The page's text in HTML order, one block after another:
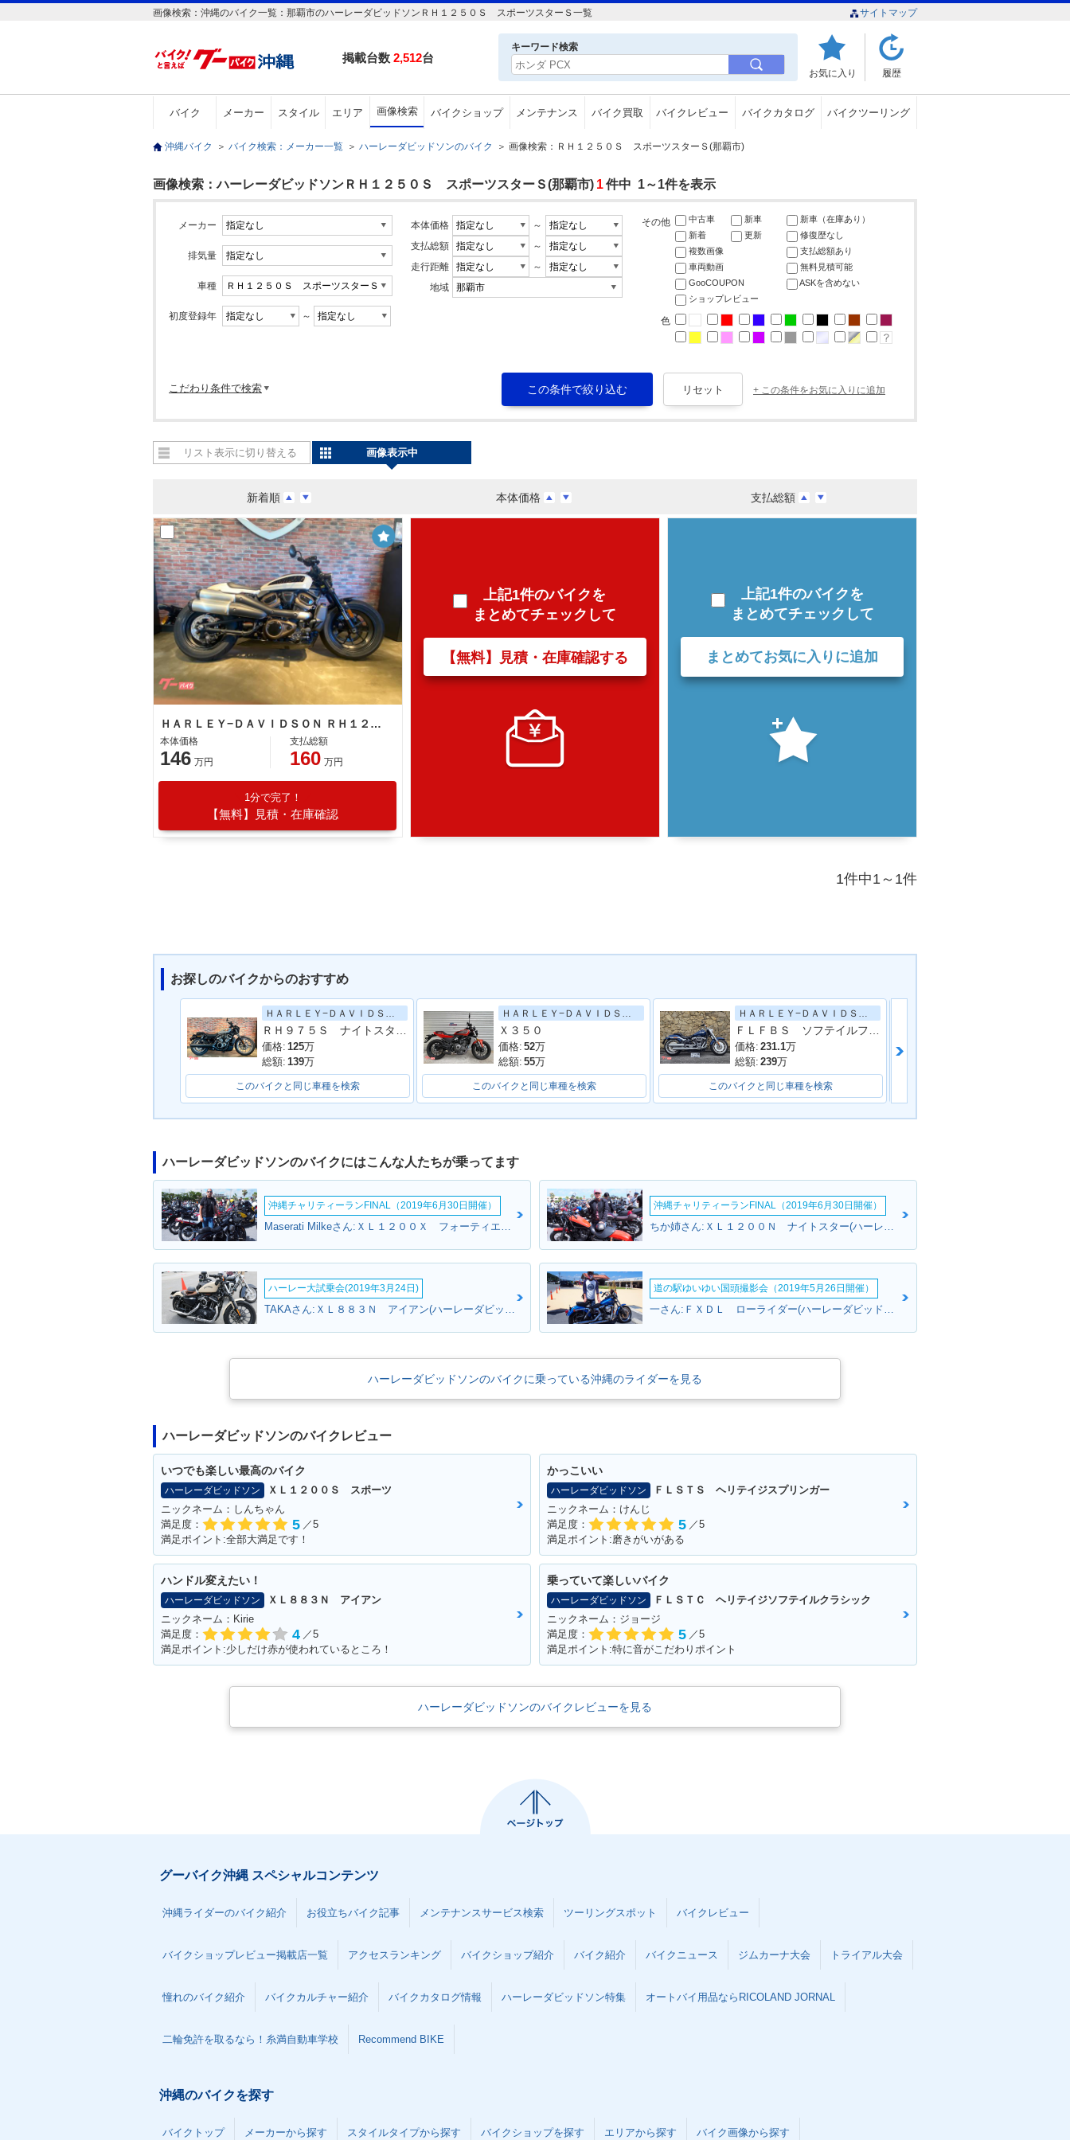
画像検索：沖縄のバイク一覧：那覇市のハーレーダビッドソンＲＨ１２５０Ｓ スポーツスターＳ一覧 サイトマップ
掲載台数 2,512台
キーワード検索
お気に入り 履歴
バイク メーカー スタイル エリア 画像検索 バイクショップ メンテナンス バイク買取 バイクレビュー バイクカタログ バイクツーリング
沖縄バイク ＞ バイク検索：メーカー一覧 ＞ ハーレーダビッドソンのバイク ＞ 画像検索：ＲＨ１２５０Ｓ スポーツスターＳ(那覇市)
画像検索：ハーレーダビッドソンＲＨ１２５０Ｓ スポーツスターＳ(那覇市) 1件中 1～1件を表示
メーカー
排気量
車種
初度登録年 ～
本体価格
～
支払総額
～
走行距離
～
地域
その他 中古車 新車
新車（在庫あり）
新着
更新
修復歴なし
複数画像
支払総額あり
車両動画
無料見積可能
GooCOUPON
ASKを含めない
ショップレビュー
色
こだわり条件で検索 + この条件をお気に入りに追加
新着順 本体価格 支払総額
リスト表示に切り替える 画像表示中
ＨＡＲＬＥＹ−ＤＡＶＩＤＳＯＮ ＲＨ１２５０Ｓ スポーツスターＳ／前後ブレンボブレーキライン／イージーアジャストリアサスペンション／灯火類フルＬＥＤ
本体価格
146 万円
支払総額
160 万円
1分で完了！
【無料】見積・在庫確認
上記1件のバイクを
まとめてチェックして
【無料】見積・在庫確認する
上記1件のバイクを
まとめてチェックして
まとめてお気に入りに追加
1件中1～1件
お探しのバイクからのおすすめ
ＨＡＲＬＥＹ−ＤＡＶＩＤＳＯＮ
ＲＨ９７５Ｓ ナイトスタースペシャル ＡＢＳ 前後ブレーキｂｒｅｍｂｏ クルーズコントロール 最新システム多数搭載
価格: 125万
総額: 139万
このバイクと同じ車種を検索
ＨＡＲＬＥＹ−ＤＡＶＩＤＳＯＮ
Ｘ３５０
価格: 52万
総額: 55万
このバイクと同じ車種を検索
ＨＡＲＬＥＹ−ＤＡＶＩＤＳＯＮ
ＦＬＦＢＳ ソフテイルファットボーイ１１４
価格: 231.1万
総額: 239万
このバイクと同じ車種を検索
ハーレーダビッドソンのバイクにはこんな人たちが乗ってます
沖縄チャリティーランFINAL（2019年6月30日開催）
Maserati Milkeさん:ＸＬ１２００Ｘ フォーティエイト(ハーレーダビッドソン)
沖縄チャリティーランFINAL（2019年6月30日開催）
ちか姉さん:ＸＬ１２００Ｎ ナイトスター(ハーレーダビッドソン)
ハーレー大試乗会(2019年3月24日)
TAKAさん:ＸＬ８８３Ｎ アイアン(ハーレーダビッドソン)
道の駅ゆいゆい国頭撮影会（2019年5月26日開催）
一さん:ＦＸＤＬ ローライダー(ハーレーダビッドソン)
ハーレーダビッドソンのバイクに乗っている沖縄のライダーを見る
ハーレーダビッドソンのバイクレビュー
いつでも楽しい最高のバイク
ハーレーダビッドソン
ＸＬ１２００Ｓ スポーツ
ニックネーム：しんちゃん
満足度：
5 ／5
満足ポイント:全部大満足です！
かっこいい
ハーレーダビッドソン
ＦＬＳＴＳ ヘリテイジスプリンガー
ニックネーム：けんじ
満足度：
5 ／5
満足ポイント:磨きがいがある
ハンドル変えたい！
ハーレーダビッドソン
ＸＬ８８３Ｎ アイアン
ニックネーム：Kirie
満足度：
4 ／5
満足ポイント:少しだけ赤が使われているところ！
乗っていて楽しいバイク
ハーレーダビッドソン
ＦＬＳＴＣ ヘリテイジソフテイルクラシック
ニックネーム：ジョージ
満足度：
5 ／5
満足ポイント:特に音がこだわりポイント
ハーレーダビッドソンのバイクレビューを見る
グーバイク沖縄 スペシャルコンテンツ
沖縄ライダーのバイク紹介 お役立ちバイク記事 メンテナンスサービス検索 ツーリングスポット バイクレビュー
バイクショップレビュー掲載店一覧 アクセスランキング バイクショップ紹介 バイク紹介 バイクニュース ジムカーナ大会 トライアル大会
憧れのバイク紹介 バイクカルチャー紹介 バイクカタログ情報 ハーレーダビッドソン特集 オートバイ用品ならRICOLAND JORNAL
二輪免許を取るなら！糸満自動車学校 Recommend BIKE
沖縄のバイクを探す
バイクトップ メーカーから探す スタイルタイプから探す バイクショップを探す エリアから探す バイク画像から探す